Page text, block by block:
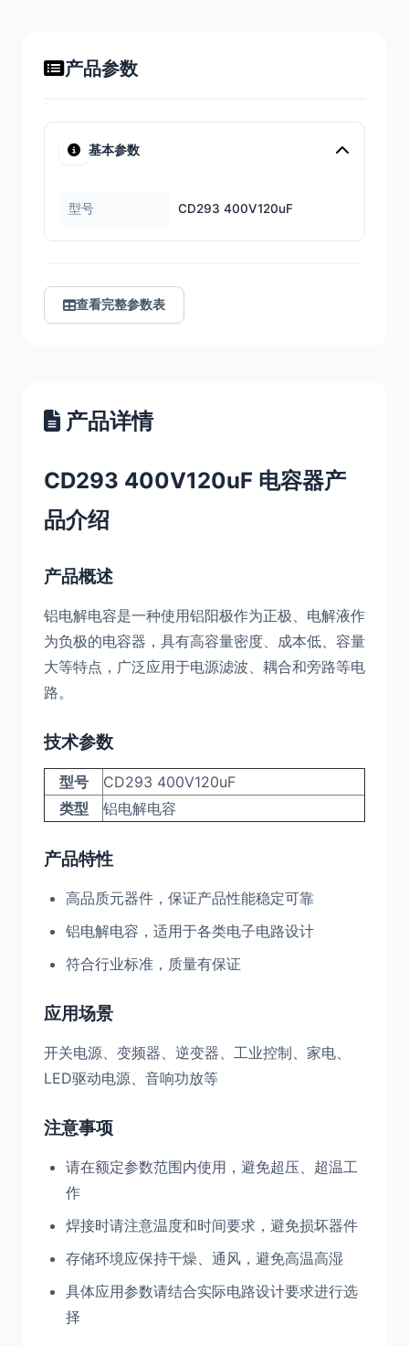
产品参数
基本参数
型号 CD293 400V120uF
查看完整参数表
产品详情
CD293 400V120uF 电容器产
品介绍
产品概述
铝电解电容是一种使用铝阳极作为正极、电解液作
为负极的电容器，具有高容量密度、成本低、容量
大等特点，广泛应用于电源滤波、耦合和旁路等电
路。
技术参数
型号
CD293 400V120uF
类型
铝电解电容
产品特性
高品质元器件，保证产品性能稳定可靠
铝电解电容，适用于各类电子电路设计
符合行业标准，质量有保证
应用场景
开关电源、变频器、逆变器、工业控制、家电、
LED驱动电源、音响功放等
注意事项
请在额定参数范围内使用，避免超压、超温工
作
焊接时请注意温度和时间要求，避免损坏器件
存储环境应保持干燥、通风，避免高温高湿
具体应用参数请结合实际电路设计要求进行选
择